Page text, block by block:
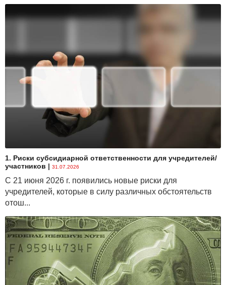
1. Риски субсидиарной ответственности для учредителей/
участников | 31.07.2026
С 21 июня 2026 г. появились новые риски для
учредителей, которые в силу различных обстоятельств
отош...